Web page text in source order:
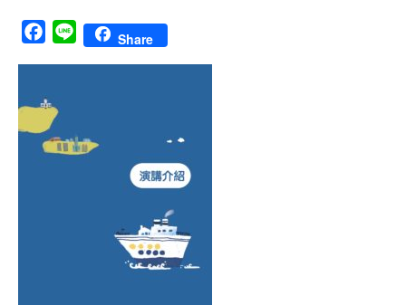
Facebook
Line Share